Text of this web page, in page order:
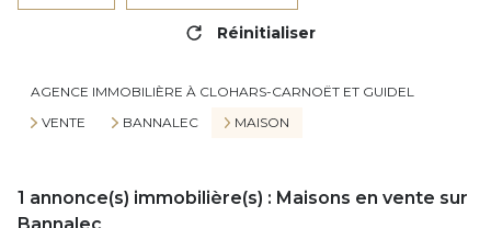
Réinitialiser
AGENCE IMMOBILIÈRE À CLOHARS-CARNOËT ET GUIDEL
VENTE
BANNALEC MAISON
1 annonce(s) immobilière(s) : Maisons en vente sur